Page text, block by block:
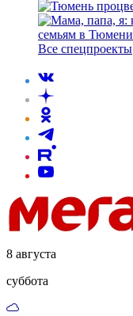
Все спецпроекты
8 августа
суббота